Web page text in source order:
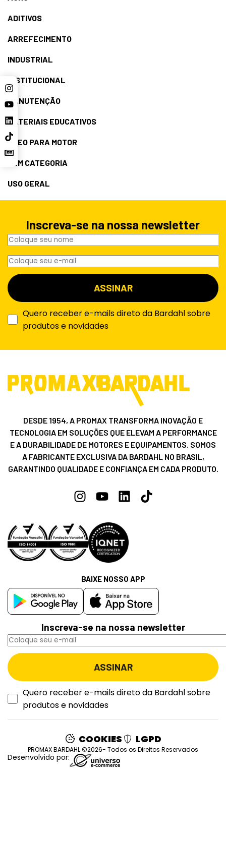
ADITIVOS
ARREFECIMENTO
INDUSTRIAL
INSTITUCIONAL
MANUTENÇÃO
MATERIAIS EDUCATIVOS
ÓLEO PARA MOTOR
SEM CATEGORIA
USO GERAL
Inscreva-se na nossa newsletter
Quero receber e-mails direto da Bardahl sobre
produtos e novidades
DESDE 1954, A PROMAX TRANSFORMA INOVAÇÃO E
TECNOLOGIA EM SOLUÇÕES QUE ELEVAM A PERFORMANCE
E A DURABILIDADE DE MOTORES E EQUIPAMENTOS. SOMOS
A FABRICANTE EXCLUSIVA DA BARDAHL NO BRASIL,
GARANTINDO QUALIDADE E CONFIANÇA EM CADA PRODUTO.
Inscreva-se na nossa newsletter
Quero receber e-mails direto da Bardahl sobre
produtos e novidades
BAIXE NOSSO APP
COOKIES LGPD
PROMAX BARDAHL ©2026- Todos os Direitos Reservados
Desenvolvido por: